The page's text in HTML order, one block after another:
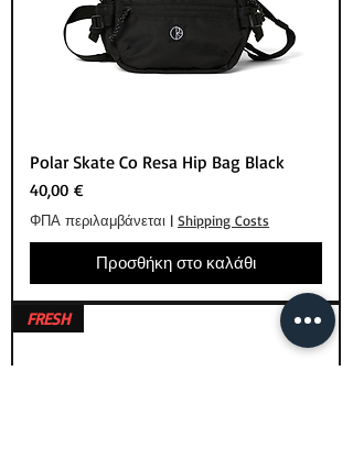
Polar Skate Co Resa Hip Bag Black
Τιμή
40,00 €
ΦΠΑ περιλαμβάνεται | Shipping Costs
Προσθήκη στο καλάθι
FRESH